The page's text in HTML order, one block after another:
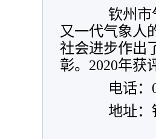
钦州市气
又一代气象人
社会进步作出
彰。2020年获
电话：
地址：钦